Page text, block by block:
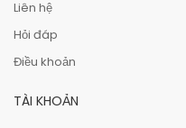
Liên hệ
Hỏi đáp
Điều khoản
TÀI KHOẢN